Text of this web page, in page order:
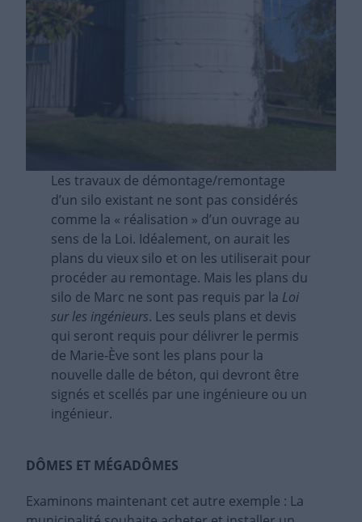
Les travaux de démontage/remontage
d’un silo existant ne sont pas considérés
comme la « réalisation » d’un ouvrage au
sens de la Loi. Idéalement, on aurait les
plans du vieux silo et on les utiliserait pour
procéder au remontage. Mais les plans du
silo de Marc ne sont pas requis par la Loi
sur les ingénieurs. Les seuls plans et devis
qui seront requis pour délivrer le permis
de Marie-Ève sont les plans pour la
nouvelle dalle de béton, qui devront être
signés et scellés par une ingénieure ou un
ingénieur.
DÔMES ET MÉGADÔMES
Examinons maintenant cet autre exemple : La